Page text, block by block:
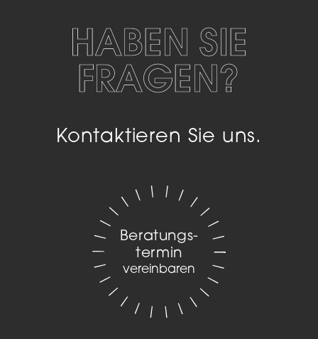
HABEN SIE
FRAGEN?
Kontaktieren Sie uns.
Beratungs­
termin
vereinbaren